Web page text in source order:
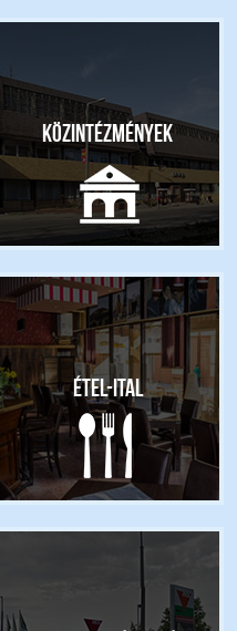
Közintézmények
Étel-ital